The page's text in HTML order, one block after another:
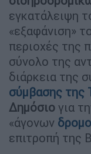
εγκατάλειψη
«εξαφάνιση»
περιοχές της
σύνολο της
διάρκεια της
σύμβασης της
Δημόσιο για
«άγονων
επιτροπή της